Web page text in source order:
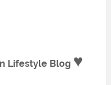
Lifestyle Blog ♥